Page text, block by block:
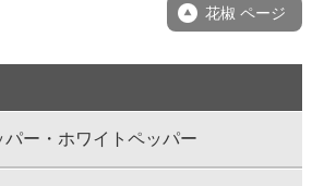
花椒 ページ
パー・ホワイトペッパー